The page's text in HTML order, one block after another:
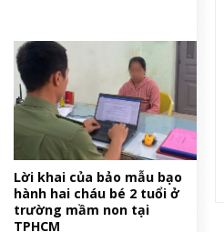
Lời khai của bảo mẫu bạo
hành hai cháu bé 2 tuổi ở
trường mầm non tại
TPHCM